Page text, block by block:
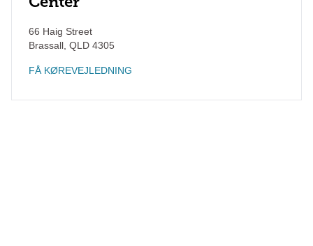
66 Haig Street
Brassall QLD 4305
FÅ KØREVEJLEDNING